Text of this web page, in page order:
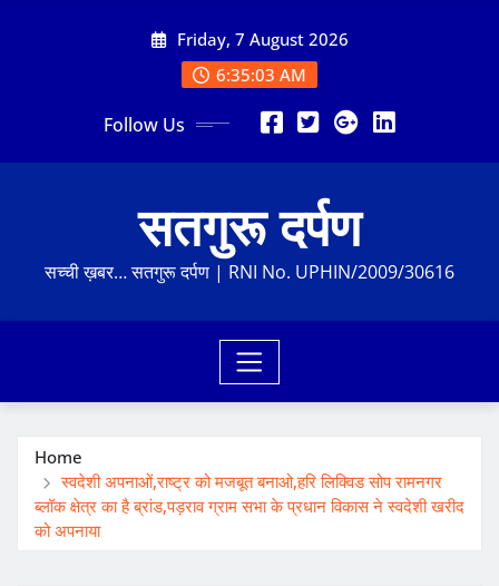
Friday, 7 August 2026
6:35:04 AM
Follow Us
सतगुरू दर्पण
सच्ची ख़बर… सतगुरू दर्पण | RNI No. UPHIN/2009/30616
Home
स्वदेशी अपनाओं,राष्ट्र को मजबूत बनाओ,हरि लिक्विड सोप रामनगर
ब्लॉक क्षेत्र का है ब्रांड,पड़राव ग्राम सभा के प्रधान विकास ने स्वदेशी खरीद
को अपनाया